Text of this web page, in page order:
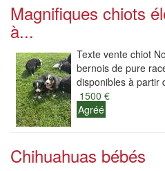
Magnifiques chiots
à...
Texte vente chiot
bernois de pure
disponibles à partir
1500 €
Agréé
Chihuahuas bébés